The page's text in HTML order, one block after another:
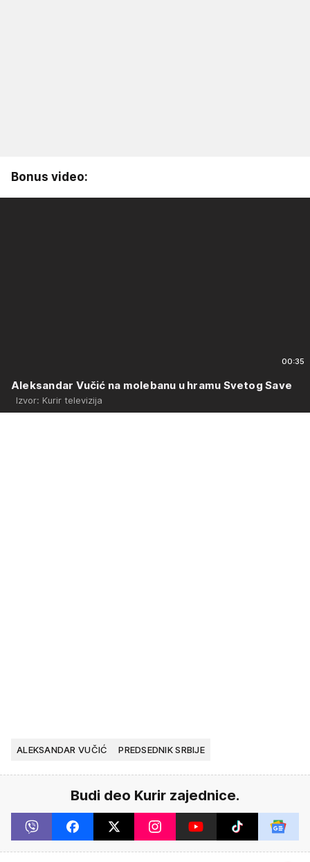
Bonus video:
00:35
Aleksandar Vučić na molebanu u hramu Svetog Save
Izvor: Kurir televizija
ALEKSANDAR VUČIĆ PREDSEDNIK SRBIJE
Budi deo Kurir zajednice.